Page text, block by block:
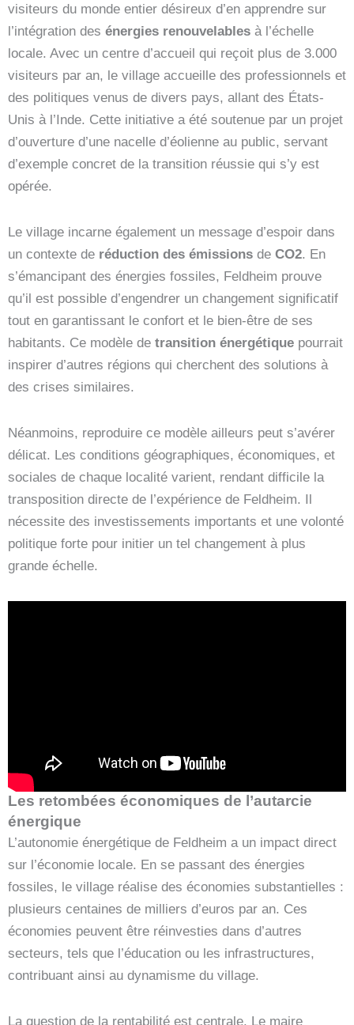
visiteurs du monde entier désireux d’en apprendre sur
l’intégration des énergies renouvelables à l’échelle
locale. Avec un centre d’accueil qui reçoit plus de 3.000
visiteurs par an, le village accueille des professionnels et
des politiques venus de divers pays, allant des États-
Unis à l’Inde. Cette initiative a été soutenue par un projet
d’ouverture d’une nacelle d’éolienne au public, servant
d’exemple concret de la transition réussie qui s’y est
opérée.
Le village incarne également un message d’espoir dans
un contexte de réduction des émissions de CO2. En
s’émancipant des énergies fossiles, Feldheim prouve
qu’il est possible d’engendrer un changement significatif
tout en garantissant le confort et le bien-être de ses
habitants. Ce modèle de transition énergétique pourrait
inspirer d’autres régions qui cherchent des solutions à
des crises similaires.
Néanmoins, reproduire ce modèle ailleurs peut s’avérer
délicat. Les conditions géographiques, économiques, et
sociales de chaque localité varient, rendant difficile la
transposition directe de l’expérience de Feldheim. Il
nécessite des investissements importants et une volonté
politique forte pour initier un tel changement à plus
grande échelle.
Les retombées économiques de l’autarcie
énergique
L’autonomie énergétique de Feldheim a un impact direct
sur l’économie locale. En se passant des énergies
fossiles, le village réalise des économies substantielles :
plusieurs centaines de milliers d’euros par an. Ces
économies peuvent être réinvesties dans d’autres
secteurs, tels que l’éducation ou les infrastructures,
contribuant ainsi au dynamisme du village.
La question de la rentabilité est centrale. Le maire